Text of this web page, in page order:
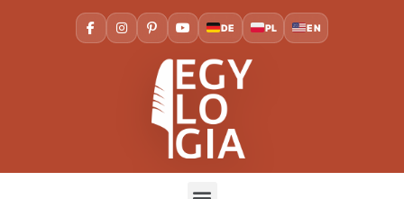
DE PL EN